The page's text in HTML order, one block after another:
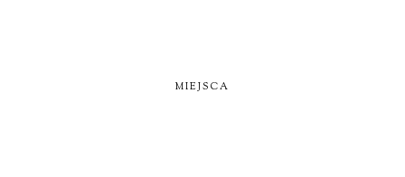
MIEJSCA